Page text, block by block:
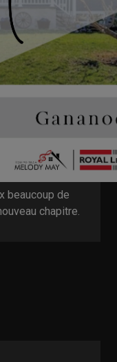
beaucoup de
chapitre.